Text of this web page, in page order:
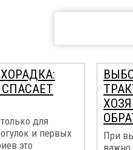
для
и первых
это
При
важно